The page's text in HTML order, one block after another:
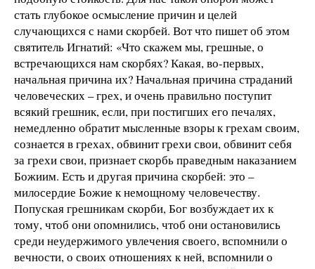
стать глубокое осмысление причин и целей
случающихся с нами скорбей. Вот что пишет об этом
святитель Игнатий: «Что скажем мы, грешные, о
встречающихся нам скорбях? Какая, во-первых,
начальная причина их? Начальная причина страданий
человеческих – грех, и очень правильно поступит
всякий грешник, если, при постигших его печалях,
немедленно обратит мысленные взоры к грехам своим,
сознается в грехах, обвинит грехи свои, обвинит себя
за грехи свои, признает скорбь праведным наказанием
Божиим. Есть и другая причина скорбей: это –
милосердие Божие к немощному человечеству.
Попуская грешникам скорби, Бог возбуждает их к
тому, чтоб они опомнились, чтоб они остановились
среди неудержимого увлечения своего, вспомнили о
вечности, о своих отношениях к ней, вспомнили о